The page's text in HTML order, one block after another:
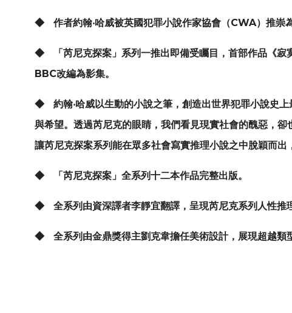
◆ 作者約翰‧哈威被英國犯罪小說作家協會（CWA）推崇
◆ 「芮尼克探案」系列一推出即備受矚目，首部作品《
BBC改編為影集。
◆
約翰‧哈威以生動的小說之筆，創造出世界犯罪小說史
與希望。透過芮尼克的眼睛，我們看見現實社會的醜惡，
讓芮尼克探案系列能在眾多社會寫實推理小說之中脫穎而出
◆ 「芮尼克探案」全系列十二本作品完整出版。
◆ 全系列由資深譯者李靜宜翻譯，呈現芮尼克系列人性推
◆ 全系列由金鼎獎得主劉克韋擔任美術設計，展現超越類